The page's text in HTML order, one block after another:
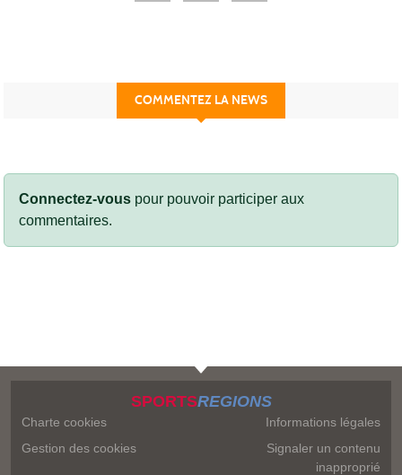
COMMENTEZ LA NEWS
Connectez-vous pour pouvoir participer aux
commentaires.
SPORTSREGIONS
Charte cookies
Gestion des cookies
Informations légales
Signaler un contenu
inapproprié